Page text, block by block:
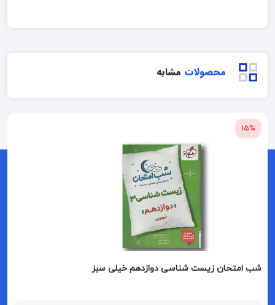
محصولات مشابه
15%
شب امتحان زیست شناسی دوازدهم خیلی سبز